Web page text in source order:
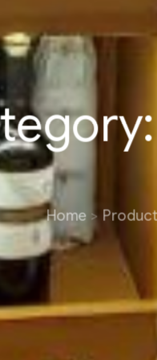
Products